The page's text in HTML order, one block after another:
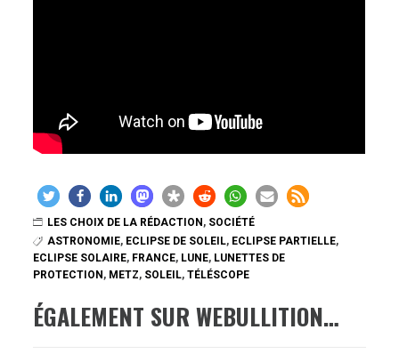
LES CHOIX DE LA RÉDACTION , SOCIÉTÉ
ASTRONOMIE, ECLIPSE DE SOLEIL, ECLIPSE PARTIELLE,
ECLIPSE SOLAIRE, FRANCE, LUNE, LUNETTES DE
PROTECTION , METZ, SOLEIL,TÉLÉSCOPE
ÉGALEMENT SUR WEBULLITION…